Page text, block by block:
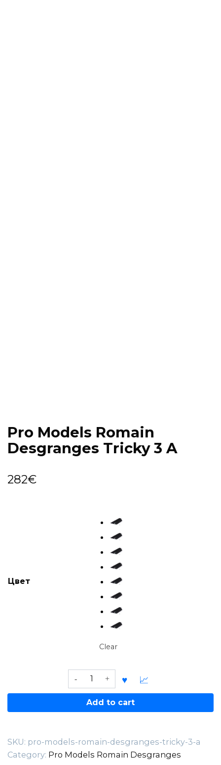
Pro Models Romain
Desgranges Tricky 3 A
282€
Цвет
Clear
Models
Romain
Desgranges
A
quantity
Add to cart
SKU: pro-models-romain-desgranges-tricky-3-a
Category: Pro Models Romain Desgranges